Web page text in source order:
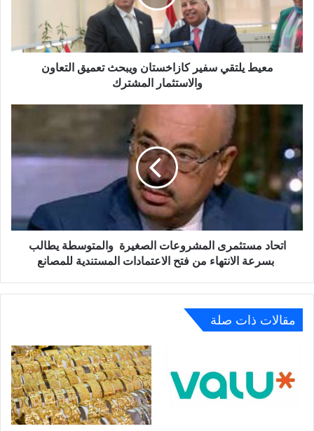
تعميق
التعاون
والاستثمار
المشترك
معيط يلتقي سفير كازاخستان ويبحث تعميق التعاون
والاستثمار المشترك
مستثمرى
المشروعات
الصغيرة
والمتوسطة
يطالب
بسرعة
الانتهاء
من
الاعتمادات
اتحاد مستثمرى المشروعات الصغيرة والمتوسطة يطالب
بسرعة الانتهاء من فتح الاعتمادات المستندية للمصانع
مقالات ذات صلة